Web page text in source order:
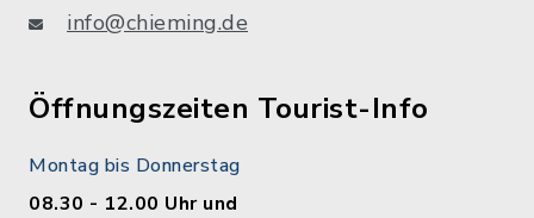
info@chieming.de
Öffnungszeiten Tourist-Info
Montag bis Donnerstag
08.30 - 12.00 Uhr und